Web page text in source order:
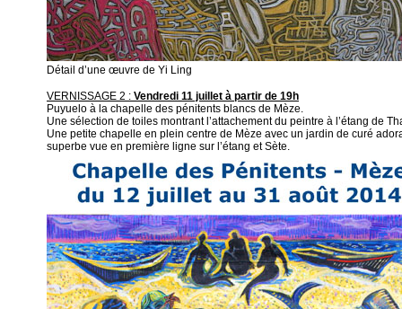
Détail d’une œuvre de Yi Ling
VERNISSAGE 2 : Vendredi 11 juillet à partir de 19h
Puyuelo à la chapelle des pénitents blancs de Mèze.
Une sélection de toiles montrant l’attachement du peintre à l’étang de
Une petite chapelle en plein centre de Mèze avec un jardin de curé
superbe vue en première ligne sur l’étang et Sète.